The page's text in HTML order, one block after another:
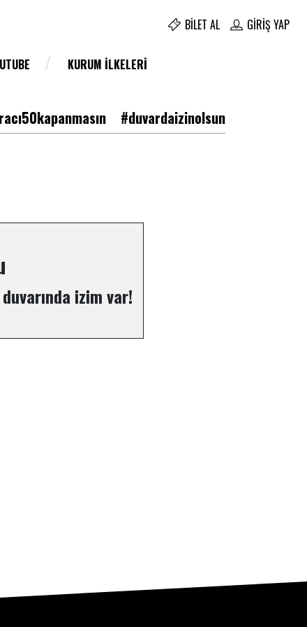
BILET AL GIRIŞ YAP
KURUM İLKELERI
#duvardaizinolsun
izim var!